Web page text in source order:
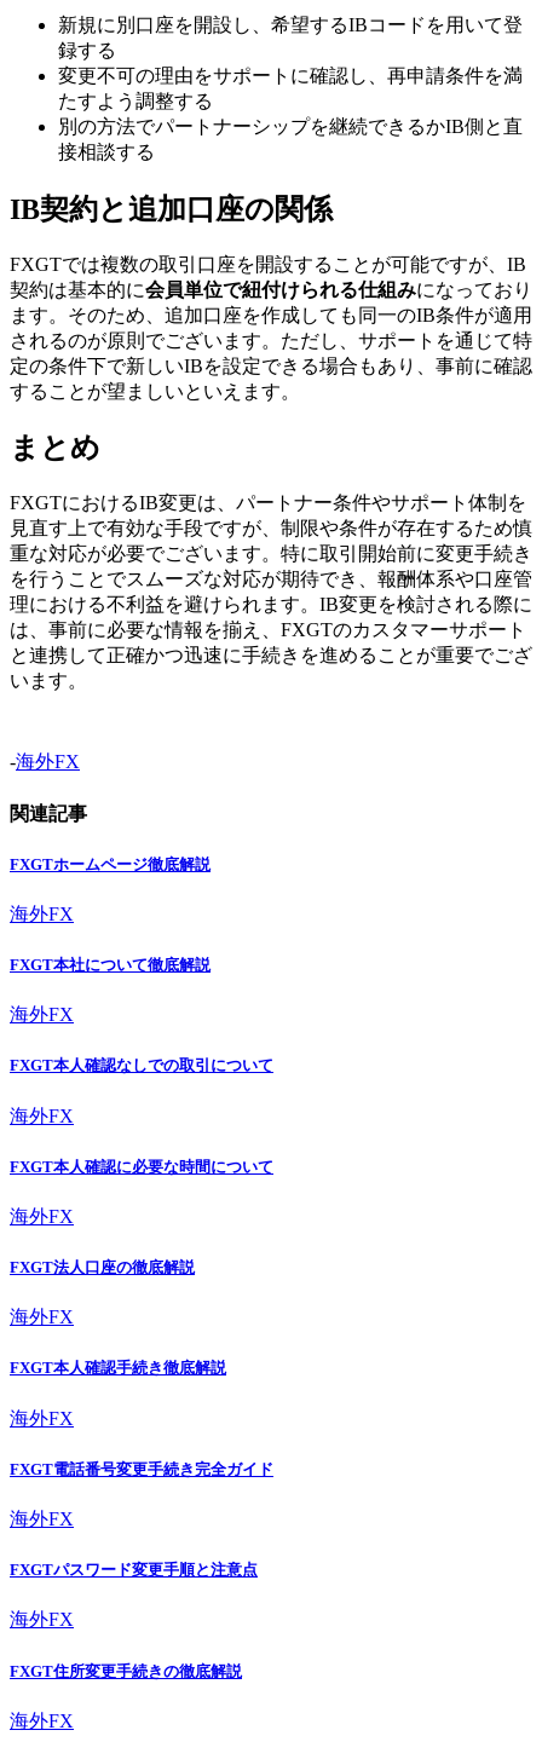
新規に別口座を開設し、希望するIBコードを用いて登
録する
変更不可の理由をサポートに確認し、再申請条件を満
たすよう調整する
別の方法でパートナーシップを継続できるかIB側と直
接相談する
IB契約と追加口座の関係
FXGTでは複数の取引口座を開設することが可能ですが、IB
契約は基本的に会員単位で紐付けられる仕組みになっており
ます。そのため、追加口座を作成しても同一のIB条件が適用
されるのが原則でございます。ただし、サポートを通じて特
定の条件下で新しいIBを設定できる場合もあり、事前に確認
することが望ましいといえます。
まとめ
FXGTにおけるIB変更は、パートナー条件やサポート体制を
見直す上で有効な手段ですが、制限や条件が存在するため慎
重な対応が必要でございます。特に取引開始前に変更手続き
を行うことでスムーズな対応が期待でき、報酬体系や口座管
理における不利益を避けられます。IB変更を検討される際に
は、事前に必要な情報を揃え、FXGTのカスタマーサポート
と連携して正確かつ迅速に手続きを進めることが重要でござ
います。
-海外FX
関連記事
FXGTホームページ徹底解説
海外FX
FXGT本社について徹底解説
海外FX
FXGT本人確認なしでの取引について
海外FX
FXGT本人確認に必要な時間について
海外FX
FXGT法人口座の徹底解説
海外FX
FXGT本人確認手続き徹底解説
海外FX
FXGT電話番号変更手続き完全ガイド
海外FX
FXGTパスワード変更手順と注意点
海外FX
FXGT住所変更手続きの徹底解説
海外FX